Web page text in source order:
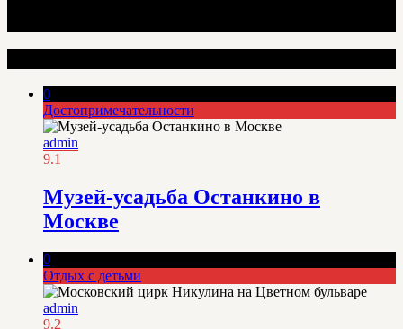
0
Достопримечательности
admin
9.1
Музей-усадьба Останкино в
Москве
0
Отдых с детьми
admin
9.2